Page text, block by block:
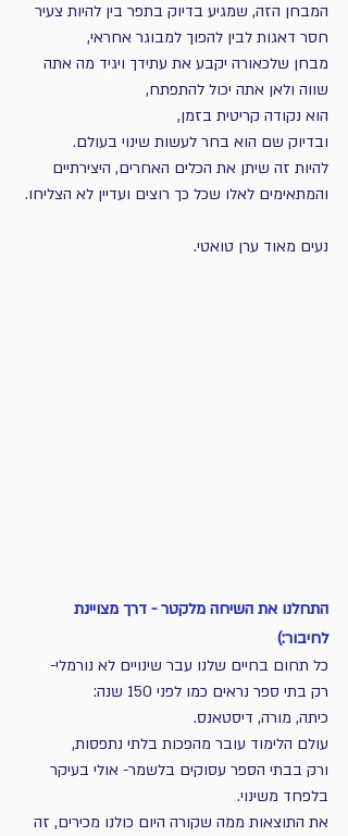
המבחן הזה, שמגיע בדיוק בתפר בין להיות צעיר
חסר דאגות לבין להפוך למבוגר אחראי,
מבחן שלכאורה יקבע את עתידך ויגיד מה אתה
שווה ולאן אתה יכול להתפתח,
הוא נקודה קריטית בזמן,
ובדיוק שם הוא בחר לעשות שינוי בעולם.
להיות זה שיתן את הכלים האחרים, היצירתיים
והמתאימים לאלו שכל כך רוצים ועדיין לא הצליחו.
נעים מאוד ערן טואטי.
התחלנו את השיחה מלקטר - דרך מצויינת
לחיבור:)
כל תחום בחיים שלנו עבר שינויים לא נורמלי-
רק בתי ספר נראים כמו לפני 150 שנה:
כיתה, מורה, דיסטאנס.
עולם הלימוד עובר מהפכות בלתי נתפסות,
ורק בבתי הספר עסוקים בלשמר- אולי בעיקר
בלפחד משינוי.
את התוצאות ממה שקורה היום כולנו מכירים, זה